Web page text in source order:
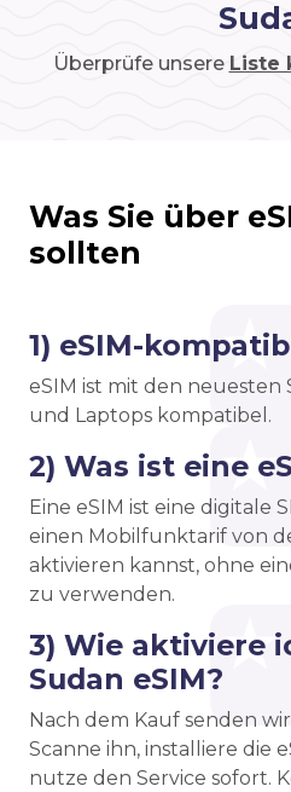
Überprüfe unsere Liste
Was Sie über
sollten
1) eSIM-
eSIM ist mit den neuesten
und Laptops kompatibel.
2) Was ist eine
Eine eSIM ist eine digitale
einen Mobilfunktarif von
aktivieren kannst, ohne
zu verwenden.
3) Wie aktiviere
Sudan eSIM?
Nach dem Kauf senden
Scanne ihn, installiere die
nutze den Service sofort.